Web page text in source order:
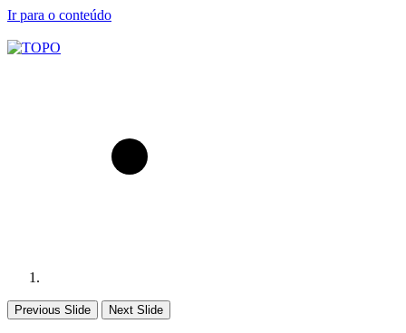
Ir para o conteúdo
Previous Slide Next Slide